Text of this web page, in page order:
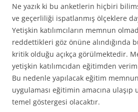
Ne yazık ki bu anketlerin hiçbiri
ve geçerliliği ispatlanmış ölçeklere
Yetişkin katılımcıların memnun
reddettikleri göz önüne alındığında
kritik olduğu açıkça görülmektedir.
yetişkin katılımcıdan eğitimden
Bu nedenle yapılacak eğitim
uygulaması eğitimin amacına ulaşıp
temel göstergesi olacaktır.